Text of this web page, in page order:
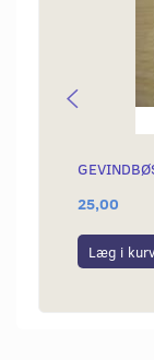
25,00
Læg i kurv